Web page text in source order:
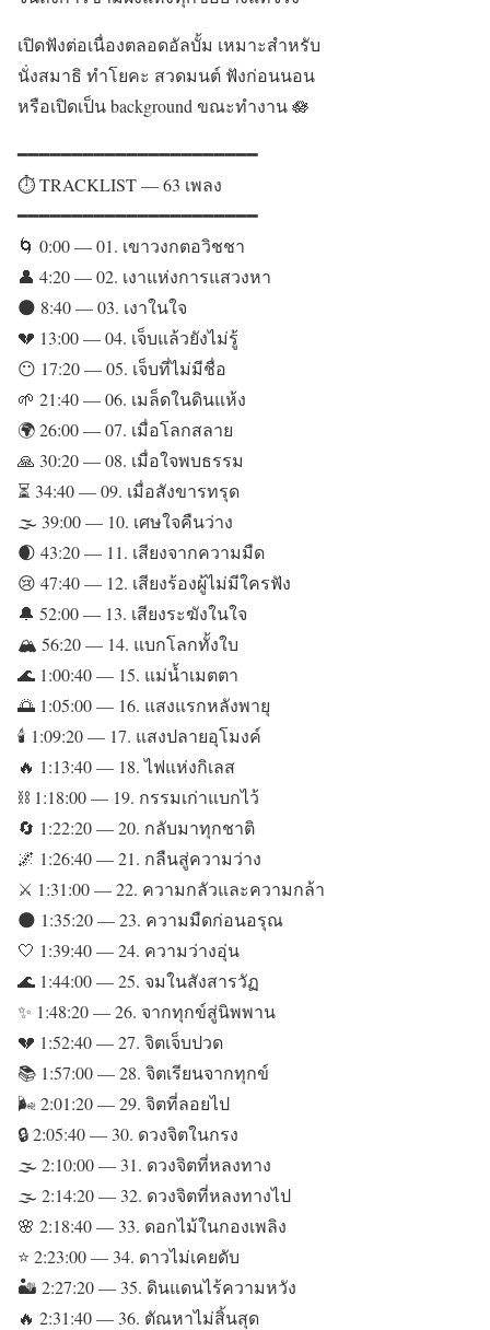
เปิดฟังต่อเนื่องตลอดอัลบั้ม เหมาะสำหรับ
นั่งสมาธิ ทำโยคะ สวดมนต์ ฟังก่อนนอน
หรือเปิดเป็น background ขณะทำงาน 🪷
━━━━━━━━━━━━━━━━━━━━━━
⏱️ TRACKLIST — 63 เพลง
━━━━━━━━━━━━━━━━━━━━━━
🌀 0:00 — 01. เขาวงกตอวิชชา
👤 4:20 — 02. เงาแห่งการแสวงหา
🌑 8:40 — 03. เงาในใจ
💔 13:00 — 04. เจ็บแล้วยังไม่รู้
😶 17:20 — 05. เจ็บที่ไม่มีชื่อ
🌱 21:40 — 06. เมล็ดในดินแห้ง
🌍 26:00 — 07. เมื่อโลกสลาย
🙏 30:20 — 08. เมื่อใจพบธรรม
⏳ 34:40 — 09. เมื่อสังขารทรุด
🌫️ 39:00 — 10. เศษใจคืนว่าง
🌒 43:20 — 11. เสียงจากความมืด
😢 47:40 — 12. เสียงร้องผู้ไม่มีใครฟัง
🔔 52:00 — 13. เสียงระฆังในใจ
🏔️ 56:20 — 14. แบกโลกทั้งใบ
🌊 1:00:40 — 15. แม่น้ำเมตตา
🌅 1:05:00 — 16. แสงแรกหลังพายุ
🕯️ 1:09:20 — 17. แสงปลายอุโมงค์
🔥 1:13:40 — 18. ไฟแห่งกิเลส
⛓️ 1:18:00 — 19. กรรมเก่าแบกไว้
🔄 1:22:20 — 20. กลับมาทุกชาติ
🌌 1:26:40 — 21. กลืนสู่ความว่าง
⚔️ 1:31:00 — 22. ความกลัวและความกล้า
🌑 1:35:20 — 23. ความมืดก่อนอรุณ
🤍 1:39:40 — 24. ความว่างอุ่น
🌊 1:44:00 — 25. จมในสังสารวัฏ
✨ 1:48:20 — 26. จากทุกข์สู่นิพพาน
💔 1:52:40 — 27. จิตเจ็บปวด
📚 1:57:00 — 28. จิตเรียนจากทุกข์
🌬️ 2:01:20 — 29. จิตที่ลอยไป
🔒 2:05:40 — 30. ดวงจิตในกรง
🌫️ 2:10:00 — 31. ดวงจิตที่หลงทาง
🌫️ 2:14:20 — 32. ดวงจิตที่หลงทางไป
🌸 2:18:40 — 33. ดอกไม้ในกองเพลิง
⭐ 2:23:00 — 34. ดาวไม่เคยดับ
🏜️ 2:27:20 — 35. ดินแดนไร้ความหวัง
🔥 2:31:40 — 36. ตัณหาไม่สิ้นสุด